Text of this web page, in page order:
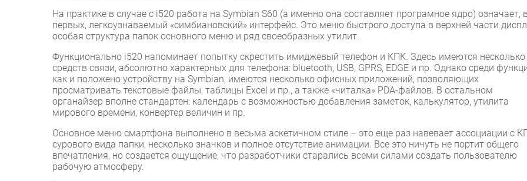
На практике в случае с i520 работа на Symbian S60 (а именно она составляет програмное ядро) означает,
первых, легкоузнаваемый «симбиановский» интерфейс. Это меню быстрого доступа в верхней части
особая структура папок основного меню и ряд своеобразных утилит.
Функционально i520 напоминает попытку скрестить имиджевый телефон и КПК. Здесь имеются несколько
средств связи, абсолютно характерных для телефона: bluetooth, USB, GPRS, EDGE и пр. Однако среди
как и положено устройству на Symbian, имеются несколько офисных приложений, позволяющих
просматривать текстовые файлы, таблицы Excel и пр., а также «читалка» PDA-файлов. В остальном
органайзер вполне стандартен: календарь с возможностью добавления заметок, калькулятор, утилита
мирового времени, конвертер величин и пр.
Основное меню смартфона выполнено в весьма аскетичном стиле – это еще раз навевает ассоциации с
сурового вида папки, несколько значков и полное отсутствие анимации. Все это ничуть не портит общего
впечатления, но создается ощущение, что разработчики старались всеми силами создать пользователю
рабочую атмосферу.